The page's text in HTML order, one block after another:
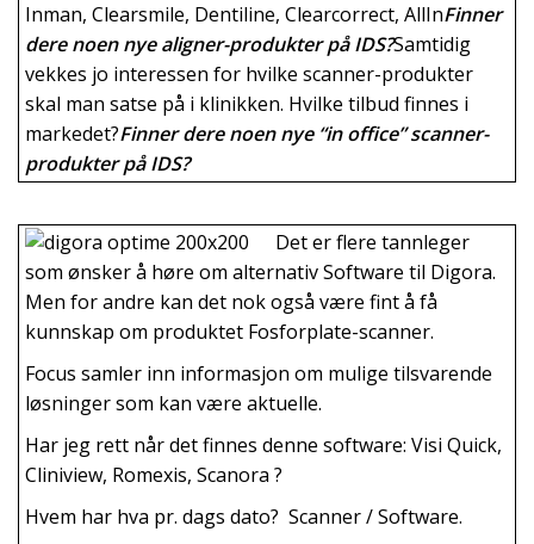
Inman, Clearsmile, Dentiline, Clearcorrect, AllInFinner
dere noen nye aligner-produkter på IDS?Samtidig
vekkes jo interessen for hvilke scanner-produkter
skal man satse på i klinikken. Hvilke tilbud finnes i
markedet?Finner dere noen nye “in office” scanner-
produkter på IDS?
Det er flere tannleger
som ønsker å høre om alternativ Software til Digora.
Men for andre kan det nok også være fint å få
kunnskap om produktet Fosforplate-scanner.
Focus samler inn informasjon om mulige tilsvarende
løsninger som kan være aktuelle.
Har jeg rett når det finnes denne software: Visi Quick,
Cliniview, Romexis, Scanora ?
Hvem har hva pr. dags dato? Scanner / Software.